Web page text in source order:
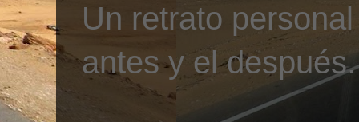
Un retrato
antes y el después.